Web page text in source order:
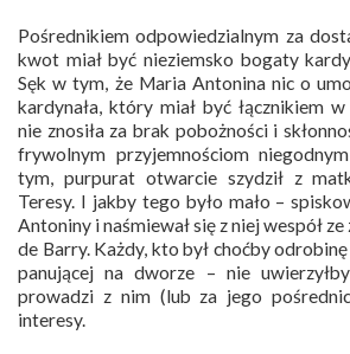
Pośrednikiem odpowiedzialnym za
kwot miał być nieziemsko bogaty
Sęk w tym, że Maria Antonina nic o
kardynała, który miał być łącznikiem
nie znosiła za brak pobożności i
frywolnym przyjemnościom
tym, purpurat otwarcie szydził z
Teresy. I jakby tego było mało –
Antoniny i naśmiewał się z niej wespół
de Barry. Każdy, kto był choćby
panującej na dworze – nie
prowadzi z nim (lub za jego
interesy.